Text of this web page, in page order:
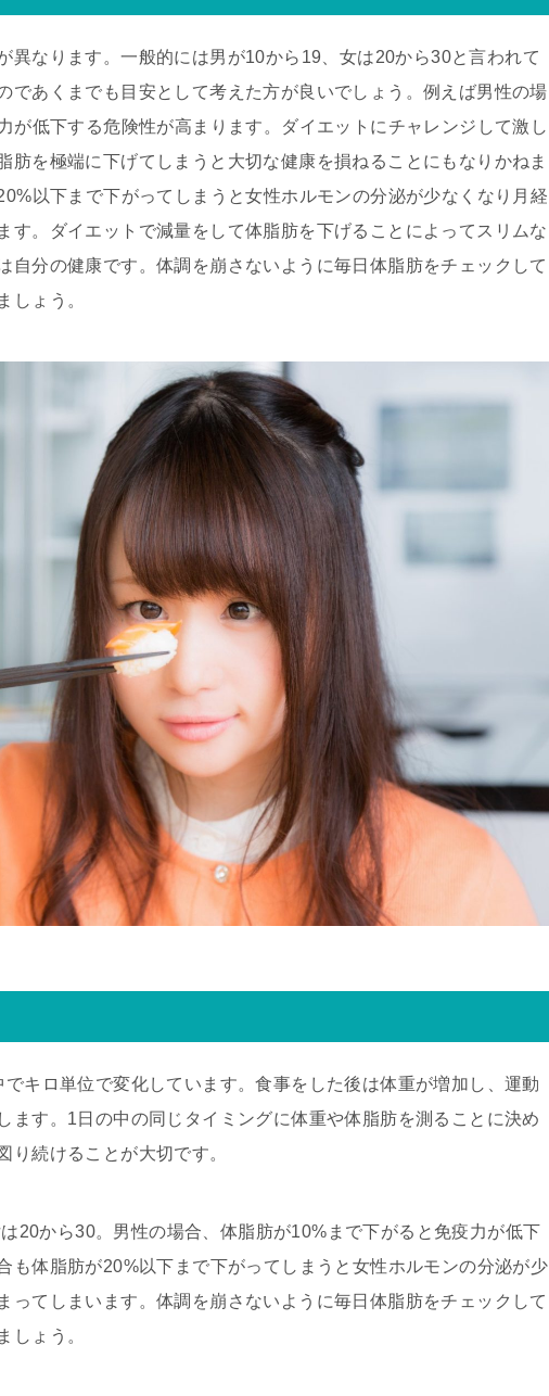
異なります。一般的には男が10から19、女は20から30と言われて
であくまでも目安として考えた方が良いでしょう。例えば男性の場
が低下する危険性が高まります。ダイエットにチャレンジして激し
肪を極端に下げてしまうと大切な健康を損ねることにもなりかねま
以下まで下がってしまうと女性ホルモンの分泌が少なくなり月経
す。ダイエットで減量をして体脂肪を下げることによってスリムな
自分の健康です。体調を崩さないように毎日体脂肪をチェックして
しょう。
キロ単位で変化しています。食事をした後は体重が増加し、運動
ます。1日の中の同じタイミングに体重や体脂肪を測ることに決め
り続けることが大切です。
20から30。男性の場合、体脂肪が10%まで下がると免疫力が低下
も体脂肪が20%以下まで下がってしまうと女性ホルモンの分泌が少
ってしまいます。体調を崩さないように毎日体脂肪をチェックして
しょう。